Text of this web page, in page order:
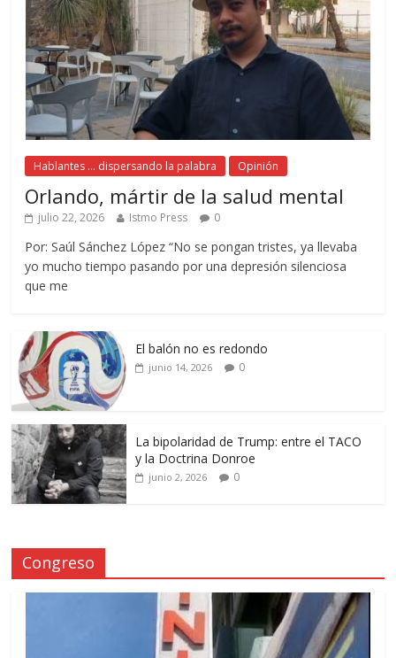
Hablantes ... dispersando la palabra Opinión
Orlando, mártir de la salud mental
julio 22, 2026 Istmo Press 0
Por: Saúl Sánchez López “No se pongan tristes, ya llevaba
yo mucho tiempo pasando por una depresión silenciosa
que me
El balón no es redondo
junio 14, 2026 0
La bipolaridad de Trump: entre el TACO
y la Doctrina Donroe
junio 2, 2026 0
Congreso